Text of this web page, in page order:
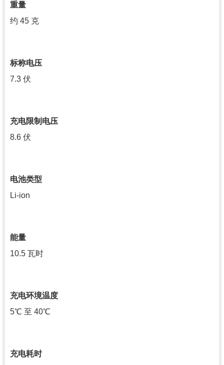
重量
约 45 克
标称电压
7.3 伏
充电限制电压
8.6 伏
电池类型
Li-ion
能量
10.5 瓦时
充电环境温度
5℃ 至 40℃
充电耗时